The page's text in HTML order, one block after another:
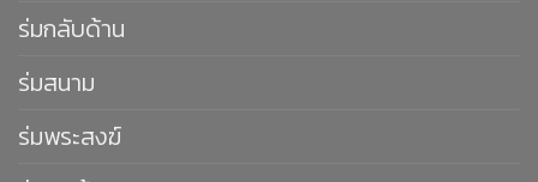
ร่มกลับด้าน
ร่มสนาม
ร่มพระสงฆ์